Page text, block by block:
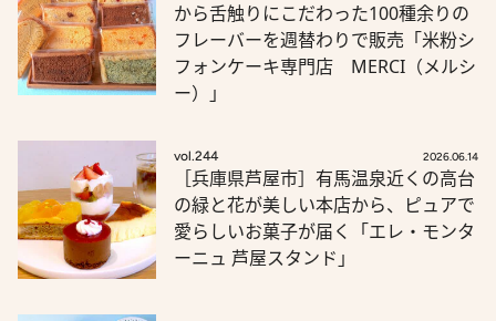
から舌触りにこだわった100種余りの
フレーバーを週替わりで販売「米粉シ
フォンケーキ専門店 MERCI（メルシ
ー）」
vol.244 2026.06.14
［兵庫県芦屋市］有馬温泉近くの高台
の緑と花が美しい本店から、ピュアで
愛らしいお菓子が届く「エレ・モンタ
ーニュ 芦屋スタンド」